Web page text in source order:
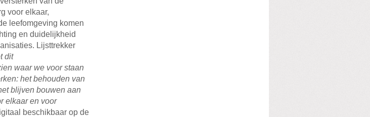
voor elkaar,
leefomgeving komen
en duidelijkheid
Lijsttrekker
dit
waar we voor staan
het behouden van
blijven bouwen aan
elkaar en voor
beschikbaar op de